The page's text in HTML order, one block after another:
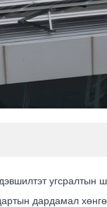
угсралтын
дардамал